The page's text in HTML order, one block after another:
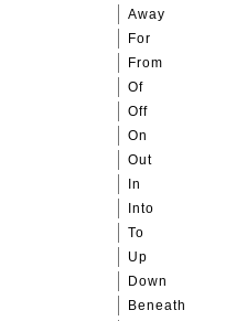
Away
For
From
Of
Off
On
Out
In
Into
To
Up
Down
Beneath